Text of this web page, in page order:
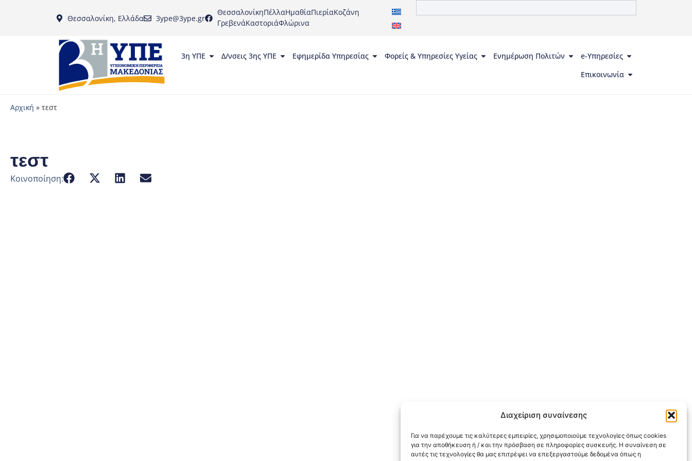
Διαχείριση συναίνεσης
Για να παρέχουμε τις καλύτερες εμπειρίες, χρησιμοποιούμε τεχνολογίες όπως cookies
για την αποθήκευση ή / και την πρόσβαση σε πληροφορίες συσκευής. Η συναίνεση σε
αυτές τις τεχνολογίες θα μας επιτρέψει να επεξεργαστούμε δεδομένα όπως η
Θεσσαλονίκη, Ελλάδα 3ype@3ype.gr
ΘεσσαλονίκηΠέλλαΗμαθίαΠιερίαΚοζάνη
ΓρεβενάΚαστοριάΦλώρινα
3η ΥΠΕ Δ/νσεις 3ης ΥΠΕ Εφημερίδα Υπηρεσίας Φορείς & Υπηρεσίες Υγείας Ενημέρωση Πολιτών
e-Υπηρεσίες
Επικοινωνία
Αρχική » τεστ
τεστ
Κοινοποίηση: